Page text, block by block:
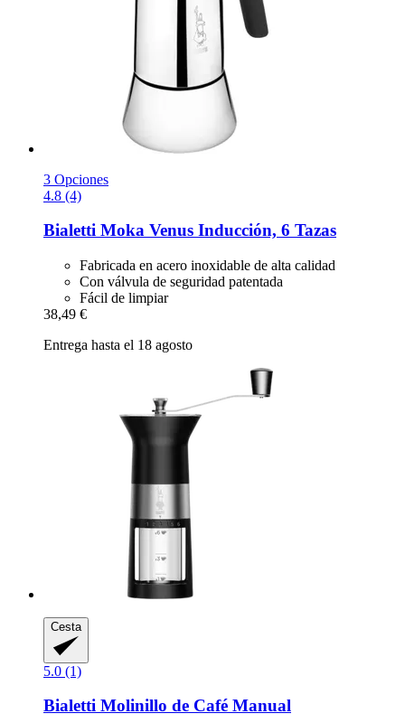
3 Opciones
4.8 (4)
Bialetti Moka Venus Inducción, 6 Tazas
Fabricada en acero inoxidable de alta calidad
Con válvula de seguridad patentada
Fácil de limpiar
38,49 €
Entrega hasta el 18 agosto
Cesta
5.0 (1)
Bialetti Molinillo de Café Manual